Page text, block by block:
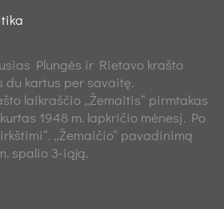
Plungės ir Rietavo krašto
kartus per savaitę.
laikraščio „Žemaitis“ pirmtakas
1948 m. lapkričio mėnesį. Po
„Žemaičio“ pavadinimą
spalio 3-iąją.